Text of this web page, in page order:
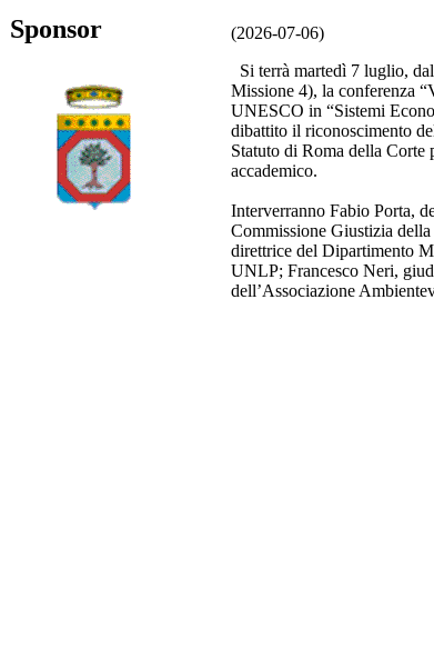
Sponsor
(2026-07-06)
Si terrà martedì 7 luglio,
Missione 4), la conferenza
UNESCO in “Sistemi
dibattito il riconoscimento
Statuto di Roma della Corte
accademico.
Interverranno Fabio Porta,
Commissione Giustizia
direttrice del Dipartimento
UNLP; Francesco Neri,
dell’Associazione